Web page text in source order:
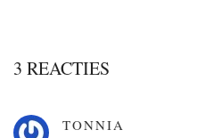
3 REACTIES
TONNIA